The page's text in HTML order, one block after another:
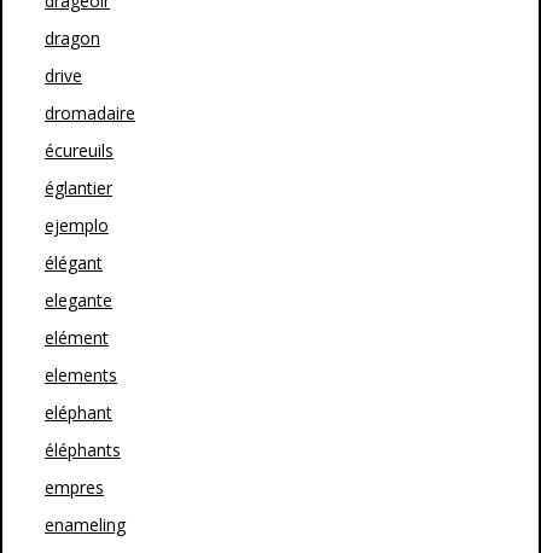
dragon
drive
dromadaire
écureuils
églantier
ejemplo
élégant
elegante
elément
elements
eléphant
éléphants
empres
enameling